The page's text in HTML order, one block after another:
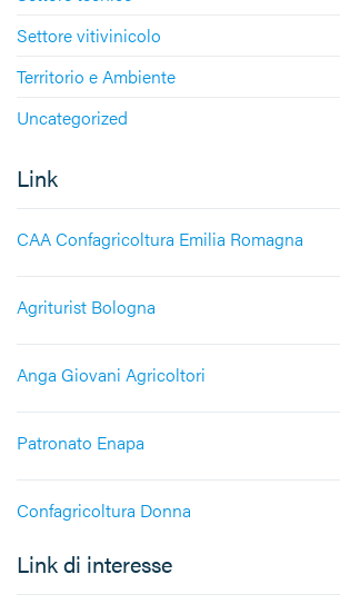
Settore vitivinicolo
Territorio e Ambiente
Uncategorized
Link
CAA Confagricoltura Emilia Romagna
Agriturist Bologna
Anga Giovani Agricoltori
Patronato Enapa
Confagricoltura Donna
Link di interesse